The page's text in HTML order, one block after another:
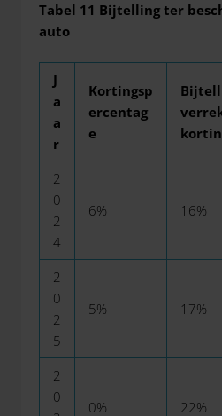
Tabel 11 Bijtelling ter
auto
J
a
a
r
Kortingsp
ercentag
e
2
0
2
4
6% 16%
2
0
2
5
5% 17%
2
0
0% 22%